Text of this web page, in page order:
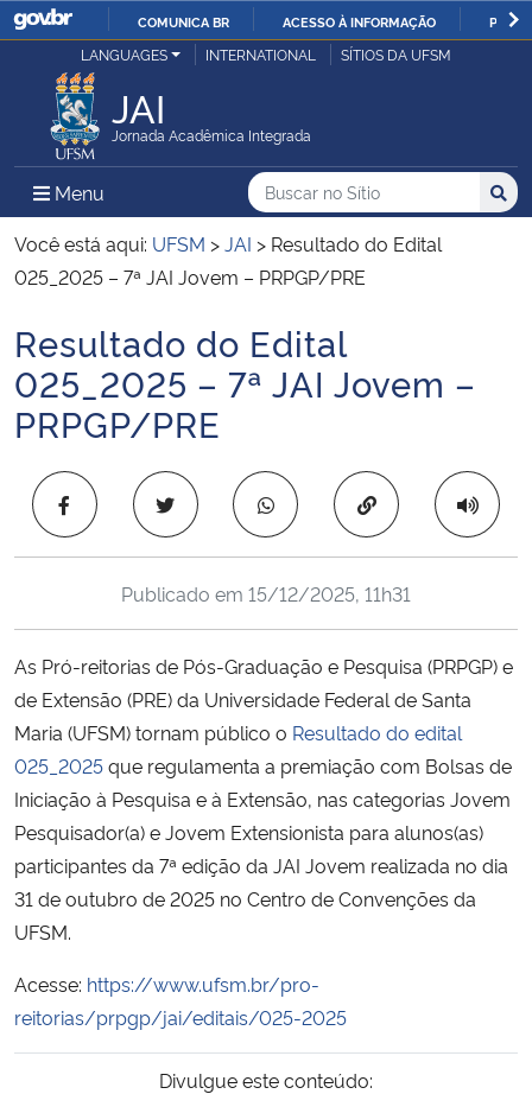
IR
COMUNICA BR ACESSO À INFORMAÇÃO
Ministério da Justiça e Segurança Pública
Ministério da Defesa
Ministério das Relações Exteriores
Ministério da Infraestrutura
Ministério da Agricultura, Pecuária e Abastecimento
Ministério da Educação
Ministério de Minas e Energia
Ministério da Ciência, Tecnologia, Inovações e Comunicações
Ministério do Meio Ambiente
Ministério do Turismo
Ministério do Desenvolvimento Regional
Controladoria-Geral da União
Ministério da Mulher, da Família e dos Direitos Humanos
LANGUAGES INTERNATIONAL SÍTIOS DA UFSM
JAI
Jornada Acadêmica Integrada
Menu Menu Principal do Sítio
Busca
Buscar no no Sítio
Busca:
Você está aqui: UFSM >JAI > Resultado do Edital
025_2025 – 7ª JAI Jovem – PRPGP/PRE
Início do conteúdo
Resultado do Edital
025_2025 – 7ª JAI Jovem –
PRPGP/PRE
Copiar para área
Publicado em 15/12/2025, 11h31
As Pró-reitorias de Pós-Graduação e Pesquisa (PRPGP) e
de Extensão (PRE) da Universidade Federal de Santa
Maria (UFSM) tornam público o Resultado do edital
025_2025que regulamenta a premiação com Bolsas de
Iniciação à Pesquisa e à Extensão, nas categorias Jovem
Pesquisador(a) e Jovem Extensionista para alunos(as)
participantes da 7ª edição da JAI Jovem realizada no dia
31 de outubro de 2025 no Centro de Convenções da
UFSM.
Acesse: https://www.ufsm.br/pro-
reitorias/prpgp/jai/editais/025-2025
Divulgue este conteúdo: